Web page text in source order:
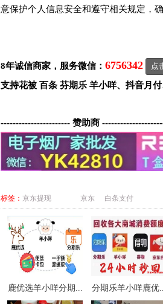
意保护个人信息安全和遵守相关规定，
8年诚信商家，服务微信： 6756342 点
支持花被 百条 芬期乐 羊小咩、抖音月
----------------------- 赞助商
标签： 京东提现 京东 白条支付
鹿优选羊小咩分期... 分期乐羊小咩鹿优